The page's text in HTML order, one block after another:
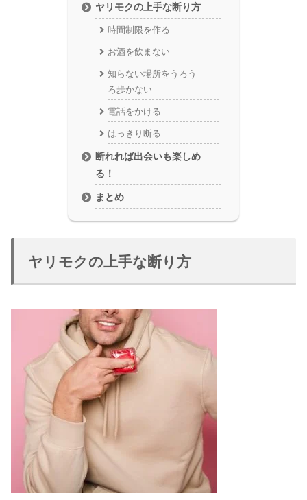
ヤリモクの上手な断り方
時間制限を作る
お酒を飲まない
知らない場所をうろう
ろ歩かない
電話をかける
はっきり断る
断れれば出会いも楽しめ
る！
まとめ
ヤリモクの上手な断り方